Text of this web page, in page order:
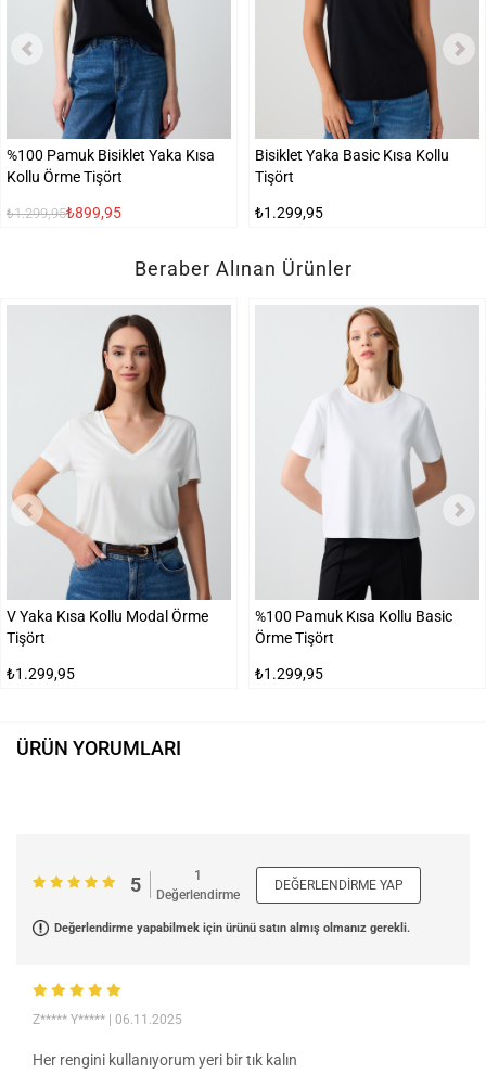
%100 Pamuk Bisiklet Yaka Kısa
Kollu Örme Tişört
₺1.299,95₺899,95
Bisiklet Yaka Basic Kısa Kollu
Tişört
₺1.299,95
Beraber Alınan Ürünler
V Yaka Kısa Kollu Modal Örme
Tişört
₺1.299,95
%100 Pamuk Kısa Kollu Basic
Örme Tişört
₺1.299,95
ÜRÜN YORUMLARI
5
1
Değerlendirme
DEĞERLENDIRME YAP
Değerlendirme yapabilmek için ürünü satın almış olmanız gerekli.
Z***** Y***** | 06.11.2025
Her rengini kullanıyorum yeri bir tık kalın